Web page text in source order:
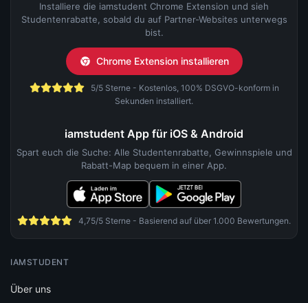
Installiere die iamstudent Chrome Extension und sieh
Studentenrabatte, sobald du auf Partner-Websites unterwegs
bist.
Chrome Extension installieren
5/5 Sterne - Kostenlos, 100% DSGVO-konform in
Sekunden installiert.
iamstudent App für iOS & Android
Spart euch die Suche: Alle Studentenrabatte, Gewinnspiele und
Rabatt-Map bequem in einer App.
4,75/5 Sterne - Basierend auf über 1.000 Bewertungen.
IAMSTUDENT
Über uns